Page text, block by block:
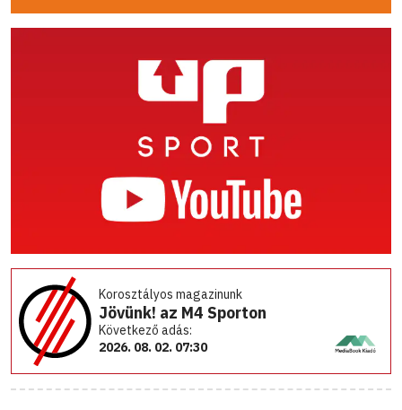
Korosztályos magazinunk
Jövünk! az M4 Sporton
Következő adás:
2026. 08. 02. 07:30